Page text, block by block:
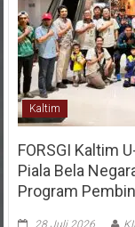
Kaltim
FORSGI Kaltim
Piala Bela
Program